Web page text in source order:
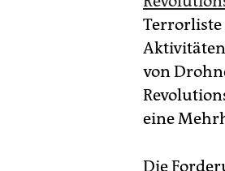
Terrorliste
von
eine
Die